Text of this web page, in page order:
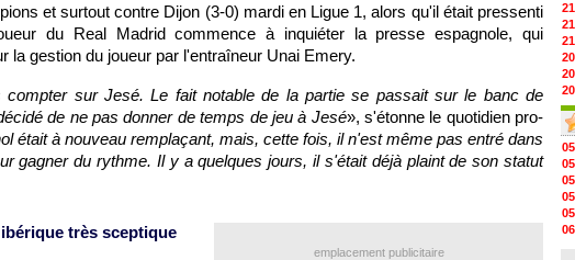
et surtout contre Dijon (3-0) mardi en Ligue 1, alors qu'il était pressenti
du Real Madrid commence à inquiéter la presse espagnole, qui
la gestion du joueur par l'entraîneur Unai Emery.
compter sur Jesé. Le fait notable de la partie se passait sur le banc de
de ne pas donner de temps de jeu à Jesé», s'étonne le quotidien pro-
était à nouveau remplaçant, mais, cette fois, il n'est même pas entré dans
gagner du rythme. Il y a quelques jours, il s'était déjà plaint de son statut
emplacement publicitaire
très sceptique